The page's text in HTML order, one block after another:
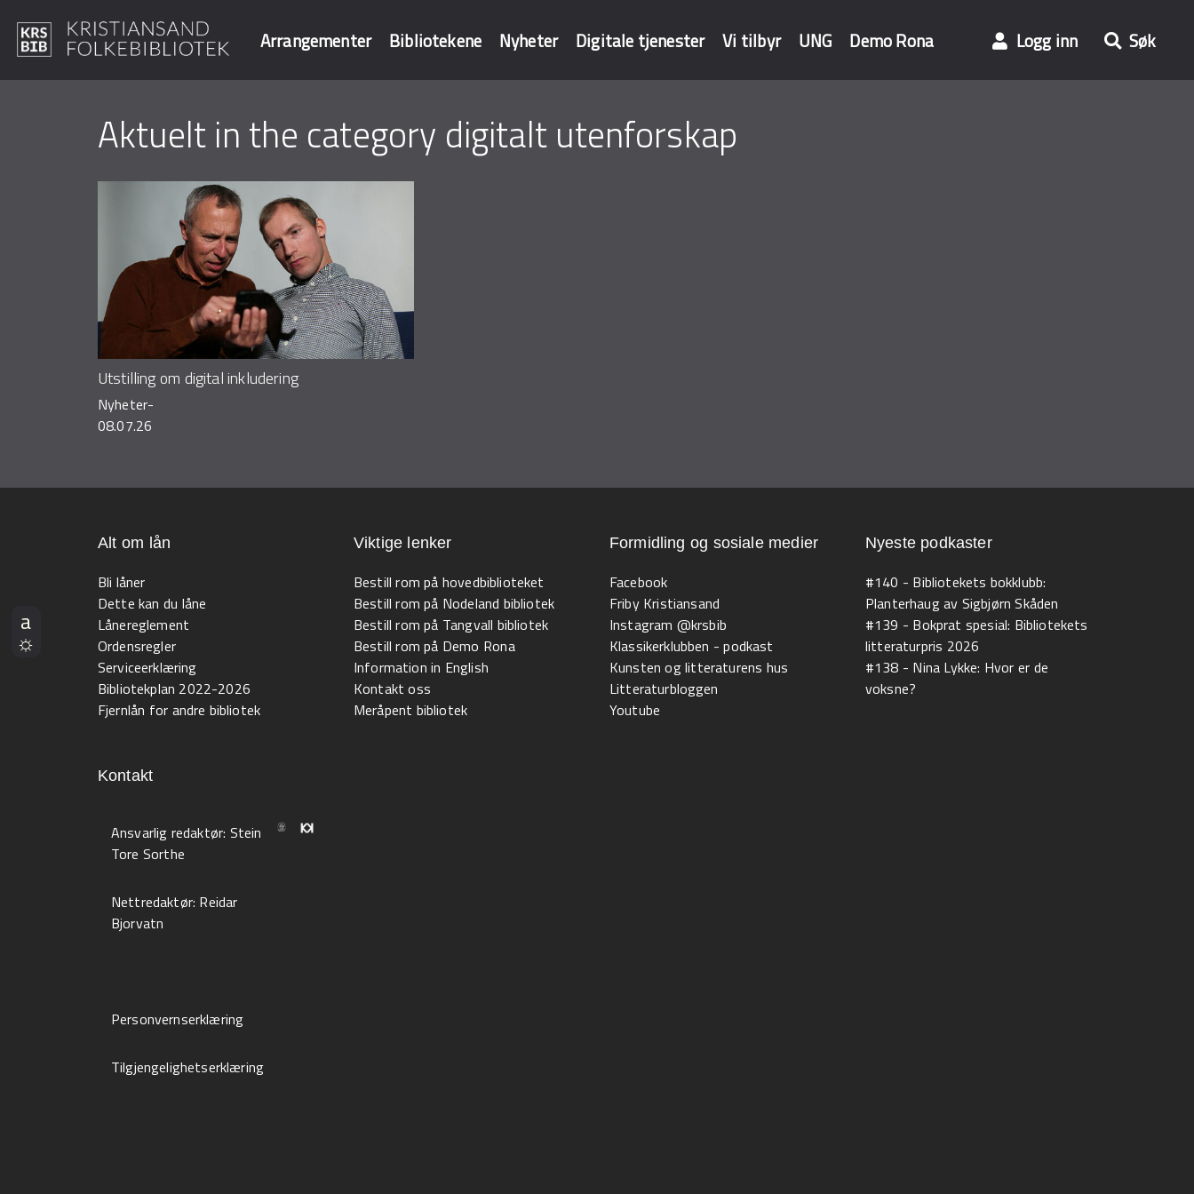
Arrangementer Bibliotekene Nyheter Digitale tjenester Vi tilbyr UNG Demo Rona Logg inn Søk
Søk i våre databaser
Aktuelt in the category digitalt utenforskap
Utstilling om digital inkludering
Nyheter-
08.07.26
Alt om lån
Bli låner
Dette kan du låne
Lånereglement
Ordensregler
Serviceerklæring
Bibliotekplan 2022-2026
Fjernlån for andre bibliotek
Viktige lenker
Bestill rom på hovedbiblioteket
Bestill rom på Nodeland bibliotek
Bestill rom på Tangvall bibliotek
Bestill rom på Demo Rona
Information in English
Kontakt oss
Meråpent bibliotek
Formidling og sosiale medier
Facebook
Friby Kristiansand
Instagram @krsbib
Klassikerklubben - podkast
Kunsten og litteraturens hus
Litteraturbloggen
Youtube
Nyeste podkaster
#140 - Bibliotekets bokklubb:
Planterhaug av Sigbjørn Skåden
#139 - Bokprat spesial: Bibliotekets
litteraturpris 2026
#138 - Nina Lykke: Hvor er de
voksne?
Kontakt
Ansvarlig redaktør: Stein
Tore Sorthe
Nettredaktør: Reidar
Bjorvatn
Personvernserklæring
Tilgjengelighetserklæring